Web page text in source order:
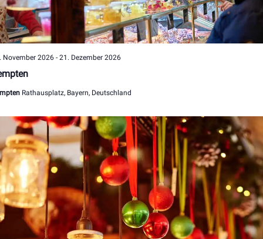
November 2026- 21. Dezember 2026
Rathausplatz, Bayern, Deutschland